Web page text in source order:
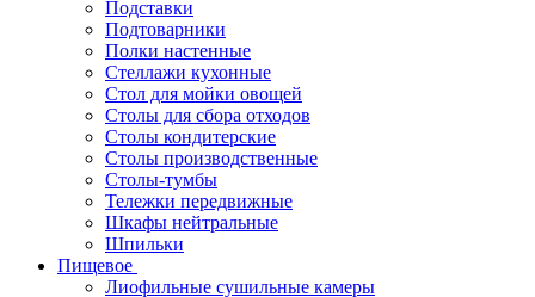
Подставки
Подтоварники
Полки настенные
Стеллажи кухонные
Стол для мойки овощей
Столы для сбора отходов
Столы кондитерские
Столы производственные
Столы-тумбы
Тележки передвижные
Шкафы нейтральные
Шпильки
Пищевое
Лиофильные сушильные камеры